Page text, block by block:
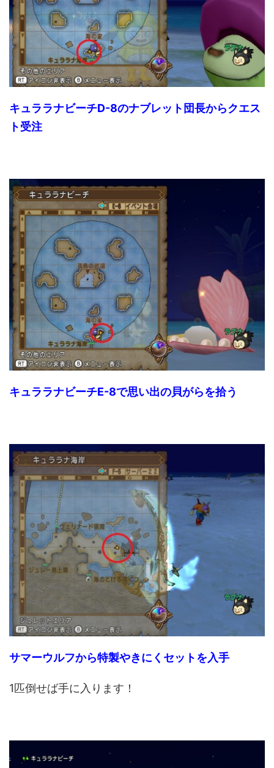
キュララナビーチD-8のナブレット団長からクエス
ト受注
キュララナビーチE-8で思い出の貝がらを拾う
サマーウルフから特製やきにくセットを入手
1匹倒せば手に入ります！